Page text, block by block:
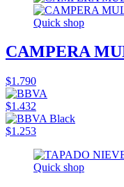
Quick shop
CAMPERA
$1.790
$1.432
$1.253
Quick shop